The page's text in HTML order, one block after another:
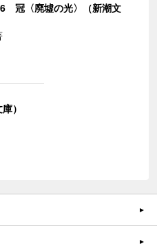
冠〈廃墟の光〉（新潮文
）